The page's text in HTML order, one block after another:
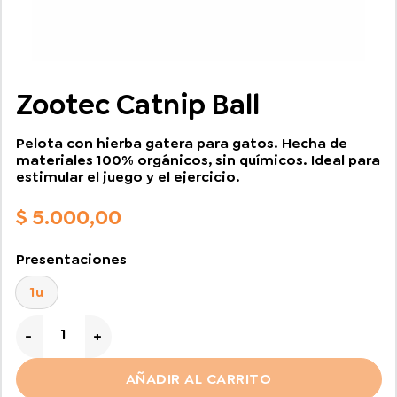
Zootec Catnip Ball
Pelota con hierba gatera para gatos. Hecha de
materiales 100% orgánicos, sin químicos. Ideal para
estimular el juego y el ejercicio.
$ 5.000,00
Presentaciones
1u
AÑADIR AL CARRITO